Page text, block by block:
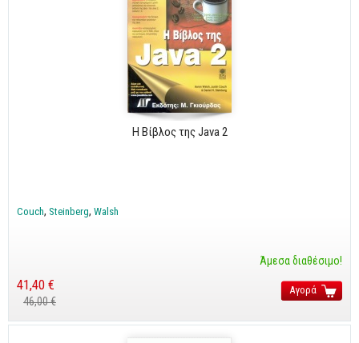
Η Βίβλος της Java 2
Couch Steinberg Walsh
Άμεσα διαθέσιμο!
41,40 €
46,00 €
Αγορά